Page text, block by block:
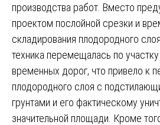
производства работ. Вместо
проектом послойной срезки и
складирования плодородного
техника перемещалась по
временных дорог, что привело к
плодородного слоя с
грунтами и его фактическому
значительной площади. Кроме